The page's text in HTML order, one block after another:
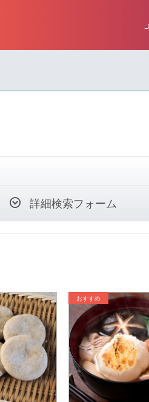
詳細検索フォーム